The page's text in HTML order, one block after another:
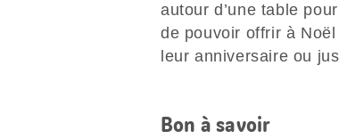
autour d’une table
de pouvoir offrir à
leur anniversaire ou
Bon à savoir